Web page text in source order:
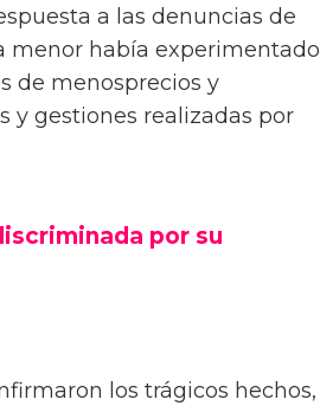
a las denuncias de
menor había experimentado
de menosprecios y
y gestiones realizadas por
por su
los trágicos hechos,